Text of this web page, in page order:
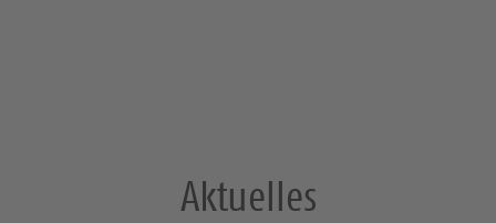
Aktuelles